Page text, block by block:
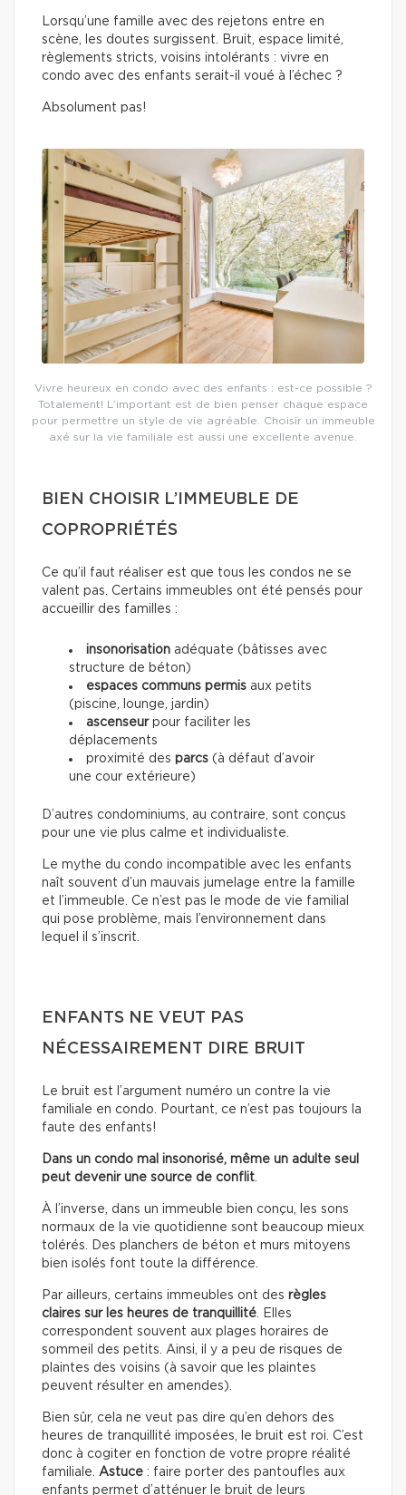
Lorsqu’une famille avec des rejetons entre en
scène, les doutes surgissent. Bruit, espace limité,
règlements stricts, voisins intolérants : vivre en
condo avec des enfants serait-il voué à l’échec ?
Absolument pas!
Vivre heureux en condo avec des enfants : est-ce possible ?
Totalement! L’important est de bien penser chaque espace
pour permettre un style de vie agréable. Choisir un immeuble
axé sur la vie familiale est aussi une excellente avenue.
BIEN CHOISIR L’IMMEUBLE DE
COPROPRIÉTÉS
Ce qu’il faut réaliser est que tous les condos ne se
valent pas. Certains immeubles ont été pensés pour
accueillir des familles :
insonorisation adéquate (bâtisses avec
structure de béton)
espaces communs permis aux petits
(piscine, lounge, jardin)
ascenseurpour faciliter les
déplacements
proximité des parcs (à défaut d’avoir
une cour extérieure)
D’autres condominiums, au contraire, sont conçus
pour une vie plus calme et individualiste.
Le mythe du condo incompatible avec les enfants
naît souvent d’un mauvais jumelage entre la famille
et l’immeuble. Ce n’est pas le mode de vie familial
qui pose problème, mais l’environnement dans
lequel il s’inscrit.
ENFANTS NE VEUT PAS
NÉCESSAIREMENT DIRE BRUIT
Le bruit est l’argument numéro un contre la vie
familiale en condo. Pourtant, ce n’est pas toujours la
faute des enfants!
Dans un condo mal insonorisé, même un adulte seul
peut devenir une source de conflit.
À l’inverse, dans un immeuble bien conçu, les sons
normaux de la vie quotidienne sont beaucoup mieux
tolérés. Des planchers de béton et murs mitoyens
bien isolés font toute la différence.
Par ailleurs, certains immeubles ont des règles
claires sur les heures de tranquillité. Elles
correspondent souvent aux plages horaires de
sommeil des petits. Ainsi, il y a peu de risques de
plaintes des voisins (à savoir que les plaintes
peuvent résulter en amendes).
Bien sûr, cela ne veut pas dire qu’en dehors des
heures de tranquillité imposées, le bruit est roi. C’est
donc à cogiter en fonction de votre propre réalité
familiale. Astuce : faire porter des pantoufles aux
enfants permet d’atténuer le bruit de leurs